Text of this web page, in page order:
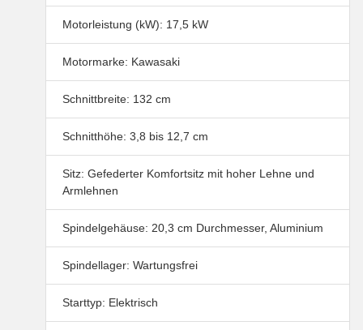
Motorleistung (kW): 17,5 kW
Motormarke: Kawasaki
Schnittbreite: 132 cm
Schnitthöhe: 3,8 bis 12,7 cm
Sitz: Gefederter Komfortsitz mit hoher Lehne und
Armlehnen
Spindelgehäuse: 20,3 cm Durchmesser, Aluminium
Spindellager: Wartungsfrei
Starttyp: Elektrisch